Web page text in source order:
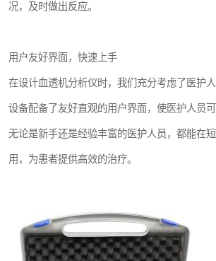
况，及时做出反应。
用户友好界面，快速上手
在设计血透机分析仪时，我们充分考虑了医护人
设备配备了友好直观的用户界面，使医护人员可
无论是新手还是经验丰富的医护人员，都能在
用，为患者提供高效的治疗。